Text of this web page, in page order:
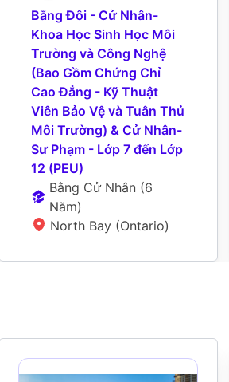
Bằng Đôi - Cử Nhân-
Khoa Học Sinh Học Môi
Trường và Công Nghệ
(Bao Gồm Chứng Chỉ
Cao Đẳng - Kỹ Thuật
Viên Bảo Vệ và Tuân Thủ
Môi Trường) & Cử Nhân-
Sư Phạm - Lớp 7 đến Lớp
12 (PEU)
Bằng Cử Nhân (6
Năm)
North Bay (Ontario)